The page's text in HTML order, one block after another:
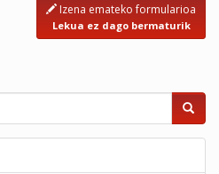
Izena emateko formularioa
Lekua ez dago bermaturik